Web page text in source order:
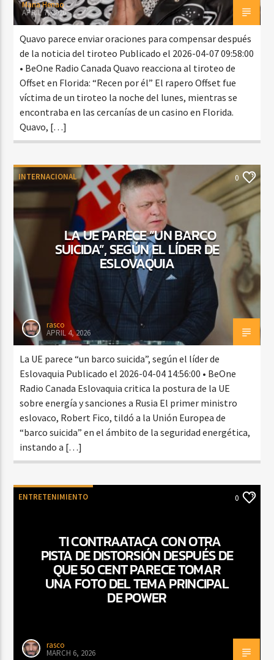
Maria Henao
APRIL 7, 2026
Quavo parece enviar oraciones para compensar después
de la noticia del tiroteo Publicado el 2026-04-07 09:58:00
• BeOne Radio Canada Quavo reacciona al tiroteo de
Offset en Florida: “Recen por él” El rapero Offset fue
víctima de un tiroteo la noche del lunes, mientras se
encontraba en las cercanías de un casino en Florida.
Quavo, […]
INTERNACIONAL 0
LA UE PARECE “UN BARCO
SUICIDA”, SEGÚN EL LÍDER DE
ESLOVAQUIA
rasco
APRIL 4, 2026
La UE parece “un barco suicida”, según el líder de
Eslovaquia Publicado el 2026-04-04 14:56:00 • BeOne
Radio Canada Eslovaquia critica la postura de la UE
sobre energía y sanciones a Rusia El primer ministro
eslovaco, Robert Fico, tildó a la Unión Europea de
“barco suicida” en el ámbito de la seguridad energética,
instando a […]
ENTRETENIMIENTO 0
TI CONTRAATACA CON OTRA
PISTA DE DISTORSIÓN DESPUÉS DE
QUE 50 CENT PARECE TOMAR
UNA FOTO DEL TEMA PRINCIPAL
DE POWER
rasco
MARCH 6, 2026